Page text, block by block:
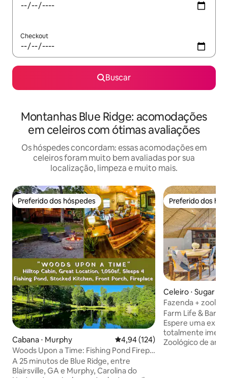
Checkout
Buscar
Montanhas Blue Ridge: acomodações
em celeiros com ótimas avaliações
Os hóspedes concordam: essas acomodações em
celeiros foram muito bem avaliadas por sua
localização, limpeza e muito mais.
Preferido dos hóspedes
Preferido dos hóspedes
Cabana ⋅ Murphy 4,94 de uma avaliação média de
4,94 (124)
Woods Upon a Time: Fishing Pond Firepit
Fireplace
A 25 minutos de Blue Ridge, entre
Blairsville, GA e Murphy, Carolina do
Preferido dos
Preferido dos
Celeiro ⋅ Sugar
Fazenda +
hidromassagem
Farm Life & Barn
Espere uma
totalmente
Zoológico de